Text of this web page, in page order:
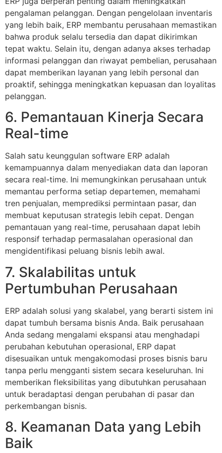
pengalaman pelanggan. Dengan pengelolaan inventaris
yang lebih baik, ERP membantu perusahaan memastikan
bahwa produk selalu tersedia dan dapat dikirimkan
tepat waktu. Selain itu, dengan adanya akses terhadap
informasi pelanggan dan riwayat pembelian, perusahaan
dapat memberikan layanan yang lebih personal dan
proaktif, sehingga meningkatkan kepuasan dan loyalitas
pelanggan.
6. Pemantauan Kinerja Secara
Real-time
Salah satu keunggulan software ERP adalah
kemampuannya dalam menyediakan data dan laporan
secara real-time. Ini memungkinkan perusahaan untuk
memantau performa setiap departemen, memahami
tren penjualan, memprediksi permintaan pasar, dan
membuat keputusan strategis lebih cepat. Dengan
pemantauan yang real-time, perusahaan dapat lebih
responsif terhadap permasalahan operasional dan
mengidentifikasi peluang bisnis lebih awal.
7. Skalabilitas untuk
Pertumbuhan Perusahaan
ERP adalah solusi yang skalabel, yang berarti sistem ini
dapat tumbuh bersama bisnis Anda. Baik perusahaan
Anda sedang mengalami ekspansi atau menghadapi
perubahan kebutuhan operasional, ERP dapat
disesuaikan untuk mengakomodasi proses bisnis baru
tanpa perlu mengganti sistem secara keseluruhan. Ini
memberikan fleksibilitas yang dibutuhkan perusahaan
untuk beradaptasi dengan perubahan di pasar dan
perkembangan bisnis.
8. Keamanan Data yang Lebih
Baik